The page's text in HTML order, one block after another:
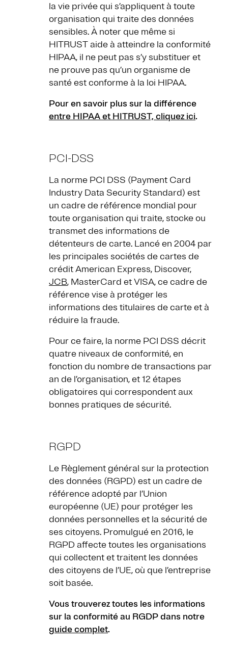
la vie privée qui s’appliquent à toute
organisation qui traite des données
sensibles. À noter que même si
HITRUST aide à atteindre la conformité
HIPAA, il ne peut pas s’y substituer et
ne prouve pas qu’un organisme de
santé est conforme à la loi HIPAA.
Pour en savoir plus sur la différence
entre HIPAA et HITRUST, cliquez ici.
PCI-DSS
La norme PCI DSS (Payment Card
Industry Data Security Standard) est
un cadre de référence mondial pour
toute organisation qui traite, stocke ou
transmet des informations de
détenteurs de carte. Lancé en 2004 par
les principales sociétés de cartes de
crédit American Express, Discover,
JCB, MasterCard et VISA, ce cadre de
référence vise à protéger les
informations des titulaires de carte et à
réduire la fraude.
Pour ce faire, la norme PCI DSS décrit
quatre niveaux de conformité, en
fonction du nombre de transactions par
an de l’organisation, et 12 étapes
obligatoires qui correspondent aux
bonnes pratiques de sécurité.
RGPD
Le Règlement général sur la protection
des données (RGPD) est un cadre de
référence adopté par l’Union
européenne (UE) pour protéger les
données personnelles et la sécurité de
ses citoyens. Promulgué en 2016, le
RGPD affecte toutes les organisations
qui collectent et traitent les données
des citoyens de l’UE, où que l’entreprise
soit basée.
Vous trouverez toutes les informations
sur la conformité au RGDP dans notre
guide complet.